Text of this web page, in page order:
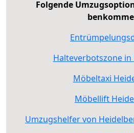
Folgende
Halteverbotszone in
Möbeltaxi
Möbellift
Umzugshelfer von